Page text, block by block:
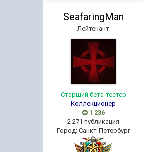
SeafaringMan
Лейтенант
Старший бета-тестер
Коллекционер
1 236
2 271 публикация
Город: Санкт-Петербург